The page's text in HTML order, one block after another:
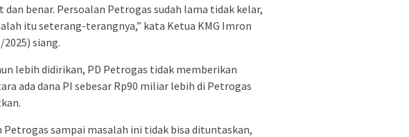
benar. Persoalan Petrogas sudah lama tidak kelar,
itu seterang-terangnya,” kata Ketua KMG Imron
siang.
lebih didirikan, PD Petrogas tidak memberikan
ada dana PI sebesar Rp90 miliar lebih di Petrogas
sampai masalah ini tidak bisa dituntaskan,